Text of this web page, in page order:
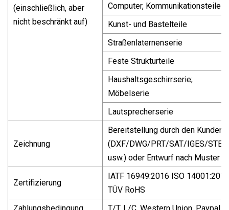
(einschließlich, aber
nicht beschränkt auf)
Computer, Kommunikationsteile
Kunst- und Bastelteile
Straßenlaternenserie
Feste Strukturteile
Haushaltsgeschirrserie;
Möbelserie
Lautsprecherserie
Zeichnung
Bereitstellung durch den Kunden
(DXF/DWG/PRT/SAT/IGES/STEP
usw.) oder Entwurf nach Muster
Zertifizierung
IATF 16949:2016 ISO 14001:2015
TÜV RoHS